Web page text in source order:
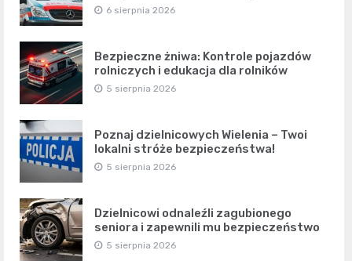
6 sierpnia 2026
Bezpieczne żniwa: Kontrole pojazdów
rolniczych i edukacja dla rolników
5 sierpnia 2026
Poznaj dzielnicowych Wielenia – Twoi
lokalni stróże bezpieczeństwa!
5 sierpnia 2026
Dzielnicowi odnaleźli zagubionego
seniora i zapewnili mu bezpieczeństwo
5 sierpnia 2026